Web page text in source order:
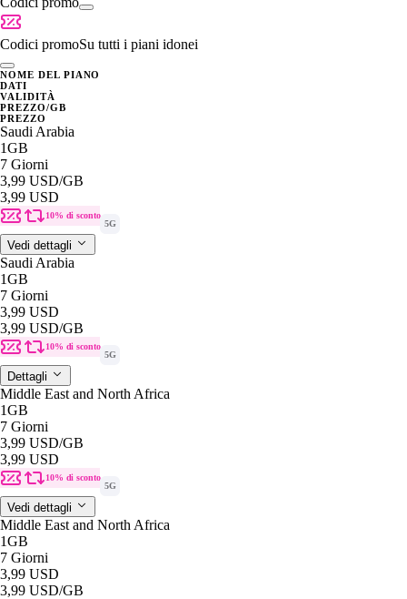
Codici promoSu tutti i piani idonei
NOME DEL PIANO
DATI
VALIDITÀ
PREZZO/GB
PREZZO
Saudi Arabia
1GB
7 Giorni
3,99 USD/GB
3,99 USD
10% di sconto
5G
Vedi dettagli
Saudi Arabia
1GB
7 Giorni
3,99 USD
3,99 USD/GB
10% di sconto
5G
Dettagli
Middle East and North Africa
1GB
7 Giorni
3,99 USD/GB
3,99 USD
10% di sconto
5G
Vedi dettagli
Middle East and North Africa
1GB
7 Giorni
3,99 USD
3,99 USD/GB